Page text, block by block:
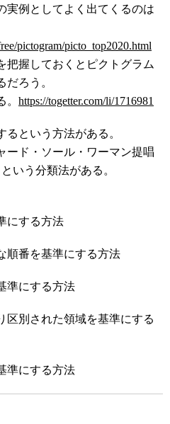
実例としてよく出てくるのは
pictogram/picto_top2020.html
把握しておくとピクトグラム
だろう。
https://togetter.com/li/1716981
という方法がある。
ード・ソール・ワーマン提唱
いう分類法がある。
する方法
番を基準にする方法
にする方法
別された領域を基準にする
にする方法